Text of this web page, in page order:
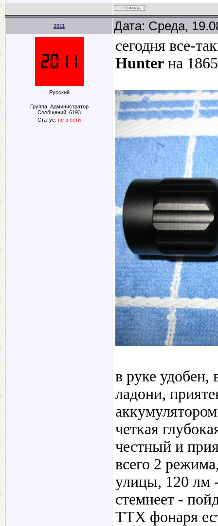
2011 Дата: Среда,
Русский
Группа: Администратор
Сообщений: 6193
Статус: не в сети
сегодня все-
Hunter на
в руке удобен,
ладони,
четкая
честный и
всего 2
улицы, 120 лм
стемнеет -
ТТХ фонаря